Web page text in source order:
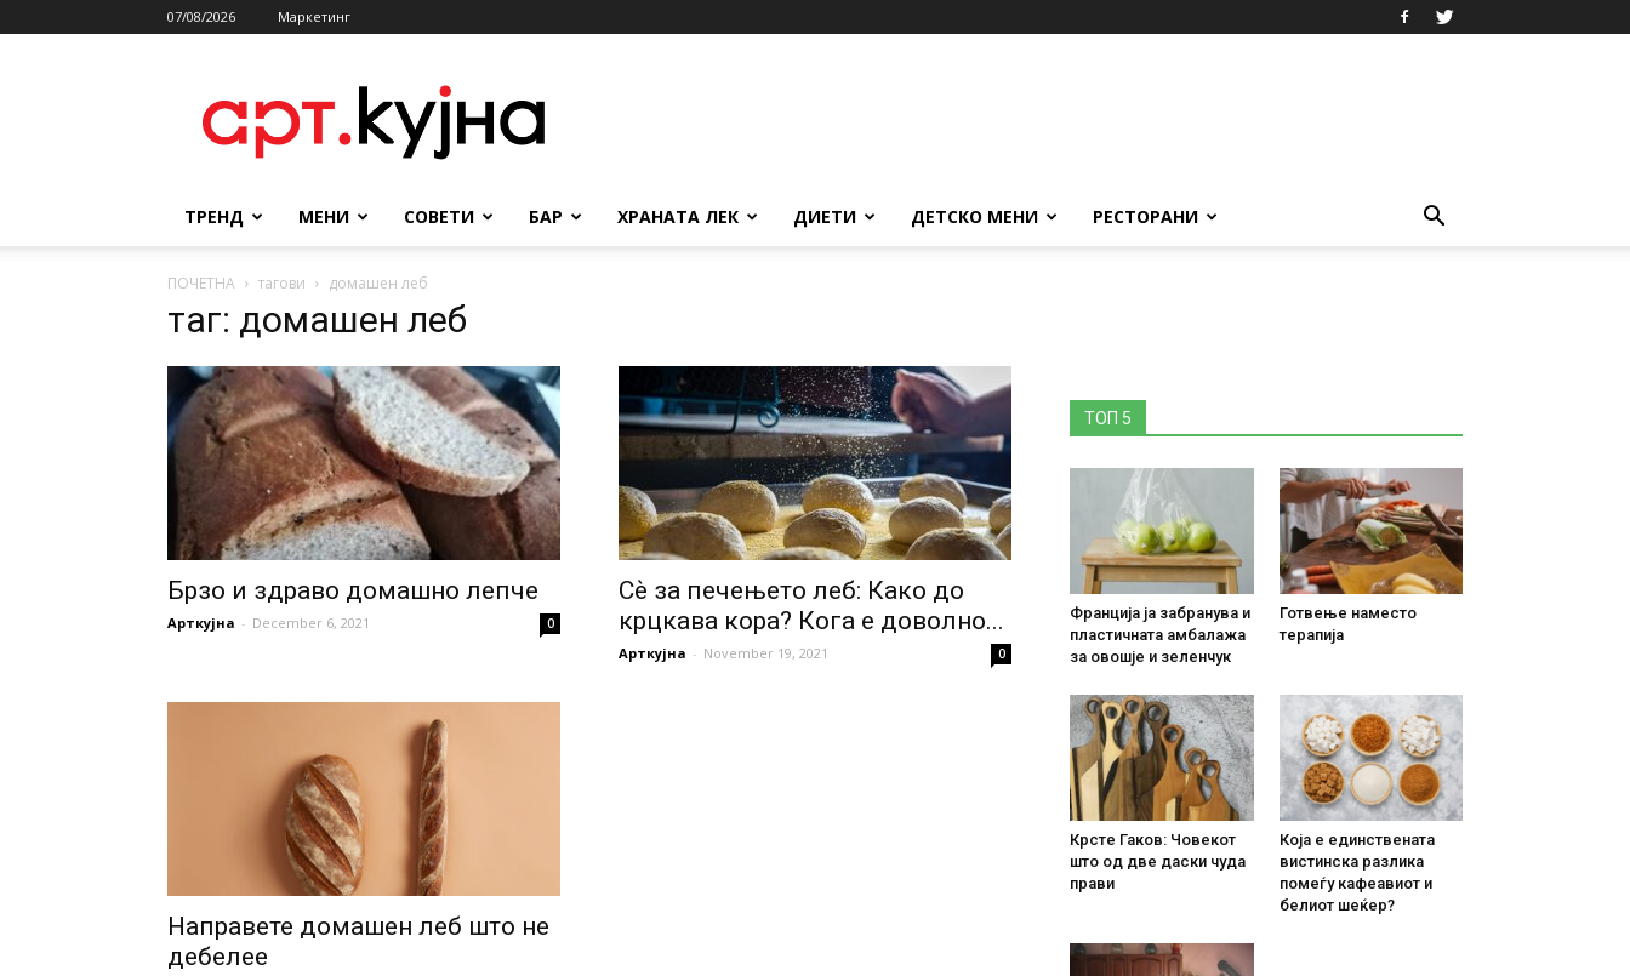
07/08/2026 Маркетинг
ТРЕНД МЕНИ СОВЕТИ БАР ХРАНАТА ЛЕК ДИЕТИ ДЕТСКО МЕНИ РЕСТОРАНИ
ПОЧЕТНА тагови домашен леб
таг: домашен леб
Брзо и здраво домашно лепче
Арткујна - December 6, 2021 0
Сѐ за печењето леб: Како до
крцкава кора? Кога е доволно...
Арткујна - November 19, 2021 0
Направете домашен леб што не
дебелее
ТОП 5
Франција ја забранува и
пластичната амбалажа
за овошје и зеленчук
Готвење наместо
терапија
Крсте Гаков: Човекот
што од две даски чуда
прави
Која е единствената
вистинска разлика
помеѓу кафеавиот и
белиот шеќер?